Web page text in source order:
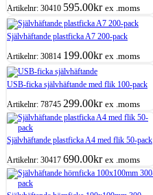
Artikelnr: 30410 595.00kr ex .moms
Självhäftande plastficka A7 200-pack
Artikelnr: 30814 199.00kr ex .moms
USB-ficka självhäftande med flik 100-pack
Artikelnr: 78745 299.00kr ex .moms
Självhäftande plastficka A4 med flik 50-pack
Artikelnr: 30417 690.00kr ex .moms